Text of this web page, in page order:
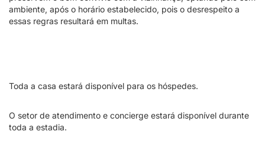
ambiente, após o horário estabelecido, pois o desrespeito a
essas regras resultará em multas.
Toda a casa estará disponível para os hóspedes.
O setor de atendimento e concierge estará disponível durante
toda a estadia.